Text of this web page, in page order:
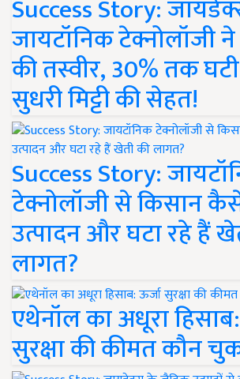
Success Story:
जायटॉनिक टेक्नोलॉजी
की तस्वीर, 30% तक
सुधरी मिट्टी की सेहत!
Success Story:
टेक्नोलॉजी से किसान
उत्पादन और घटा रहे हैं
लागत?
एथेनॉल का अधूरा
सुरक्षा की कीमत कौन